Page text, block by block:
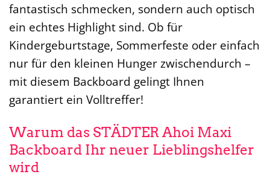
fantastisch schmecken, sondern auch optisch
ein echtes Highlight sind. Ob für
Kindergeburtstage, Sommerfeste oder einfach
nur für den kleinen Hunger zwischendurch –
mit diesem Backboard gelingt Ihnen
garantiert ein Volltreffer!
Warum das STÄDTER Ahoi Maxi
Backboard Ihr neuer Lieblingshelfer
wird